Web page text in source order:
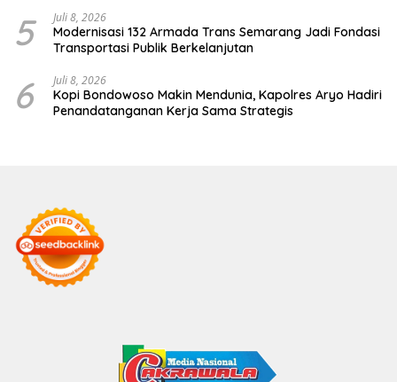
5 Juli 8, 2026
Modernisasi 132 Armada Trans Semarang Jadi Fondasi
Transportasi Publik Berkelanjutan
6 Juli 8, 2026
Kopi Bondowoso Makin Mendunia, Kapolres Aryo Hadiri
Penandatanganan Kerja Sama Strategis